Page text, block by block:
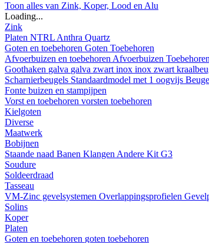
Toon alles van Zink, Koper, Lood en Alu
Loading...
Zink
Platen NTRL Anthra Quartz
Goten en toebehoren Goten Toebehoren
Afvoerbuizen en toebehoren Afvoerbuizen
Goothaken galva galva zwart inox inox zwart
Scharnierbeugels Standaardmodel met 1 oogvijs
Fonte buizen en stampijpen
Vorst en toebehoren vorsten toebehoren
Kielgoten
Diverse
Maatwerk
Bobijnen
Staande naad Banen Klangen Andere Kit G3
Soudure
Soldeerdraad
Tasseau
VM-Zinc gevelsystemen Overlappingsprofielen
Solins
Koper
Platen
Goten en toebehoren goten toebehoren